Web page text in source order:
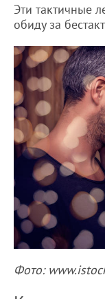
Эти тактичные
обиду за
Фото: